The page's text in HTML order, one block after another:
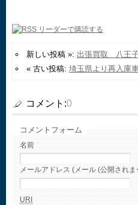
新しい投稿 »: 出張買取 八王
« 古い投稿: 埼玉県より再入庫
コメント:0
コメントフォーム
名前
メールアドレス (メール (公開されま
URI